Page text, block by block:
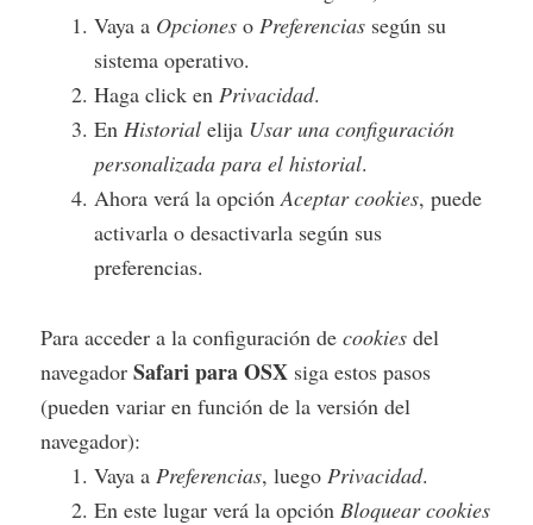
Vaya a Opciones oPreferencias según su
sistema operativo.
Haga click enPrivacidad.
EnHistorial elija Usar una configuración
personalizada para el historial.
Ahora verá la opciónAceptar cookies, puede
activarla o desactivarla según sus
preferencias.
Para acceder a la configuración decookies del
navegadorSafari para OSX siga estos pasos
(pueden variar en función de la versión del
navegador):
Vaya a Preferencias, luego Privacidad.
En este lugar verá la opción Bloquear cookies